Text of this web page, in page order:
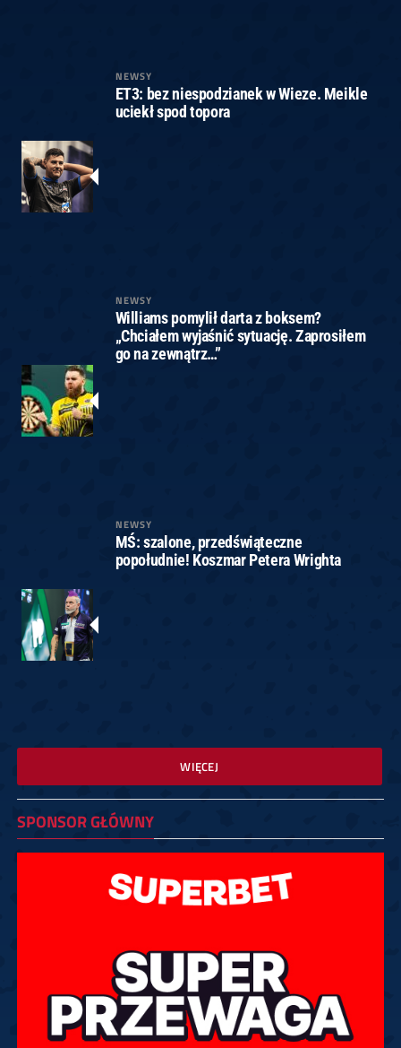
NEWSY
ET3: bez niespodzianek w Wieze. Meikle
uciekł spod topora
NEWSY
Williams pomylił darta z boksem?
„Chciałem wyjaśnić sytuację. Zaprosiłem
go na zewnątrz…”
NEWSY
MŚ: szalone, przedświąteczne
popołudnie! Koszmar Petera Wrighta
WIĘCEJ
SPONSOR GŁÓWNY